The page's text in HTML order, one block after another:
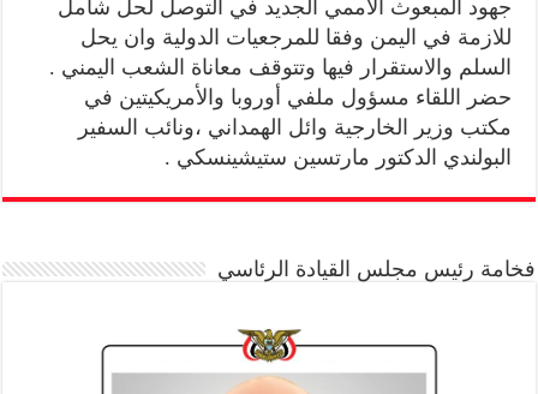
جهود المبعوث الاممي الجديد في التوصل لحل شامل
للازمة في اليمن وفقا للمرجعيات الدولية وان يحل
السلم والاستقرار فيها وتتوقف معاناة الشعب اليمني .
حضر اللقاء مسؤول ملفي أوروبا والأمريكيتين في
مكتب وزير الخارجية وائل الهمداني ،ونائب السفير
البولندي الدكتور مارتسين ستيشينسكي .
فخامة رئيس مجلس القيادة الرئاسي